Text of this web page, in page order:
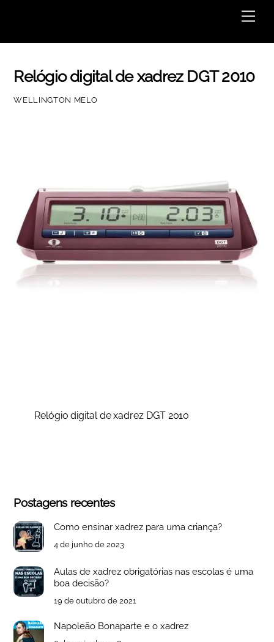
Relógio digital de xadrez DGT 2010
WELLINGTON MELO
Relógio digital de xadrez DGT 2010
Postagens recentes
Como ensinar xadrez para uma criança?
4 de junho de 2023
Aulas de xadrez obrigatórias nas escolas é uma
boa decisão?
19 de outubro de 2021
Napoleão Bonaparte e o xadrez